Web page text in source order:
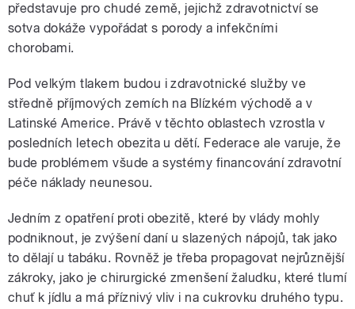
představuje pro chudé země, jejichž zdravotnictví se
sotva dokáže vypořádat s porody a infekčními
chorobami.
Pod velkým tlakem budou i zdravotnické služby ve
středně příjmových zemích na Blízkém východě a v
Latinské Americe. Právě v těchto oblastech vzrostla v
posledních letech obezita u dětí. Federace ale varuje, že
bude problémem všude a systémy financování zdravotní
péče náklady neunesou.
Jedním z opatření proti obezitě, které by vlády mohly
podniknout, je zvýšení daní u slazených nápojů, tak jako
to dělají u tabáku. Rovněž je třeba propagovat nejrůznější
zákroky, jako je chirurgické zmenšení žaludku, které tlumí
chuť k jídlu a má příznivý vliv i na cukrovku druhého typu.